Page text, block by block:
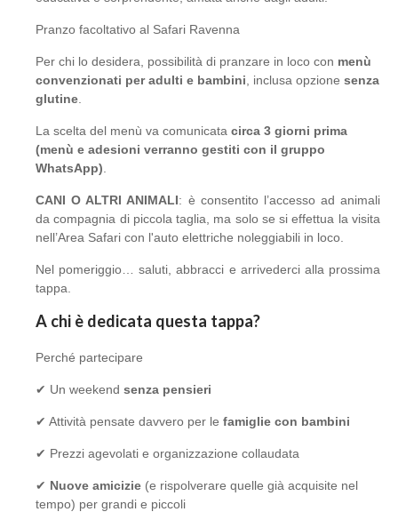
Pranzo facoltativo al Safari Ravenna
Per chi lo desidera, possibilità di pranzare in loco con menù
convenzionati per adulti e bambini, inclusa opzione senza
glutine.
La scelta del menù va comunicata circa 3 giorni prima
(menù e adesioni verranno gestiti con il gruppo
WhatsApp).
CANI O ALTRI ANIMALI: è consentito l’accesso ad animali
da compagnia di piccola taglia, ma solo se si effettua la visita
nell’Area Safari con l'auto elettriche noleggiabili in loco.
Nel pomeriggio… saluti, abbracci e arrivederci alla prossima
tappa.
A chi è dedicata questa tappa?
Perché partecipare
✔ Un weekend senza pensieri
✔ Attività pensate davvero per le famiglie con bambini
✔ Prezzi agevolati e organizzazione collaudata
✔ Nuove amicizie (e rispolverare quelle già acquisite nel
tempo) per grandi e piccoli